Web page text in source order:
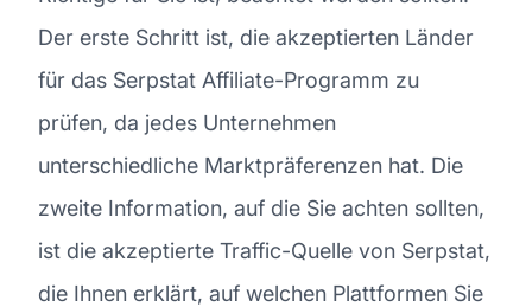
Der erste Schritt ist, die akzeptierten Länder
für das Serpstat Affiliate-Programm zu
prüfen, da jedes Unternehmen
unterschiedliche Marktpräferenzen hat. Die
zweite Information, auf die Sie achten sollten,
ist die akzeptierte Traffic-Quelle von Serpstat,
die Ihnen erklärt, auf welchen Plattformen Sie